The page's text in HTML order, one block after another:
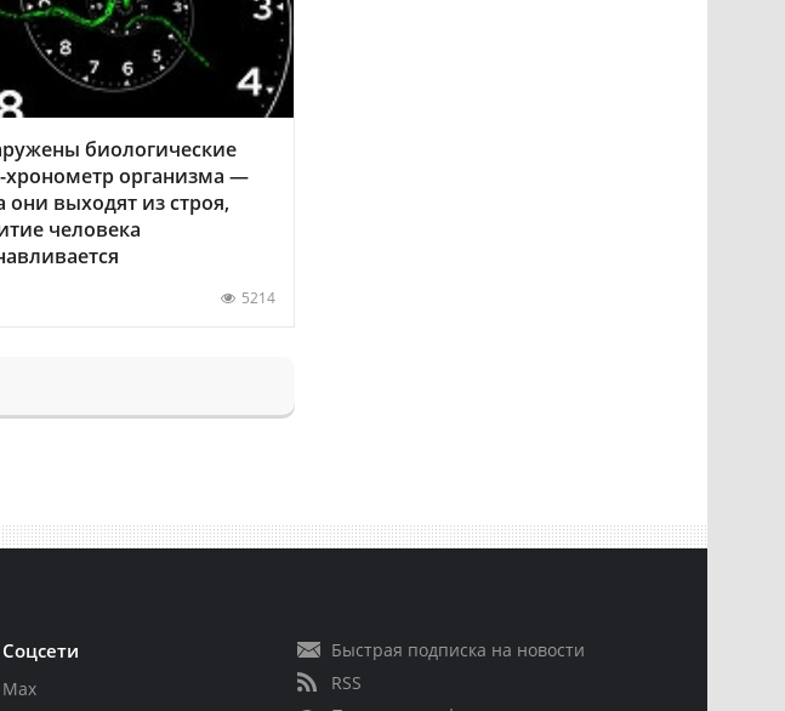
биологические
хронометр организма —
они выходят из строя,
человека
5214
Соцсети
Max
Быстрая подписка на новости
RSS